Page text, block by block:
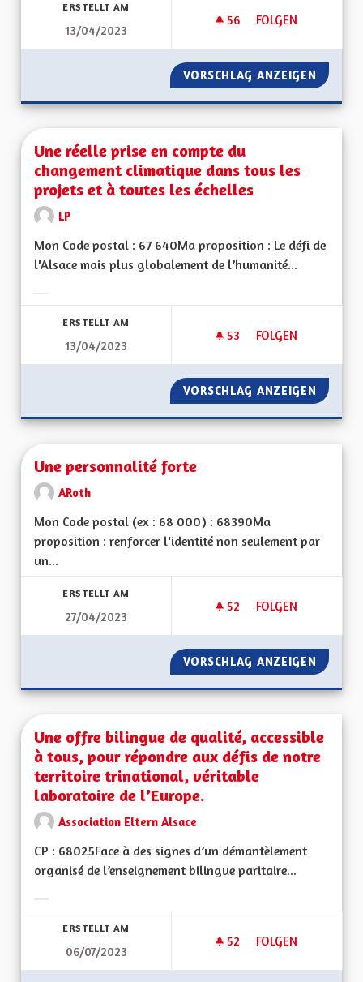
ERSTELLT AM
13/04/2023
56 56 FOLLOWER
FOLGEN
UNE RÉGION
VORSCHLAG ANZEIGEN UNE
Une réelle prise en compte du
changement climatique dans tous les
projets et à toutes les échelles
LP
Mon Code postal : 67 640Ma proposition : Le défi de
l'Alsace mais plus globalement de l’humanité...
ERSTELLT AM
13/04/2023
53 53 FOLLOWER
FOLGEN
UNE RÉELLE
VORSCHLAG ANZEIGEN UNE
Une personnalité forte
ARoth
Mon Code postal (ex : 68 000) : 68390Ma
proposition : renforcer l'identité non seulement par
un...
ERSTELLT AM
27/04/2023
52 52 FOLLOWER
FOLGEN
UNE
VORSCHLAG ANZEIGEN UNE
Une offre bilingue de qualité, accessible
à tous, pour répondre aux défis de notre
territoire trinational, véritable
laboratoire de l’Europe.
Association Eltern Alsace
CP : 68025Face à des signes d’un démantèlement
organisé de l’enseignement bilingue paritaire...
ERSTELLT AM
06/07/2023
52 52 FOLLOWER
FOLGEN
UNE OFFRE